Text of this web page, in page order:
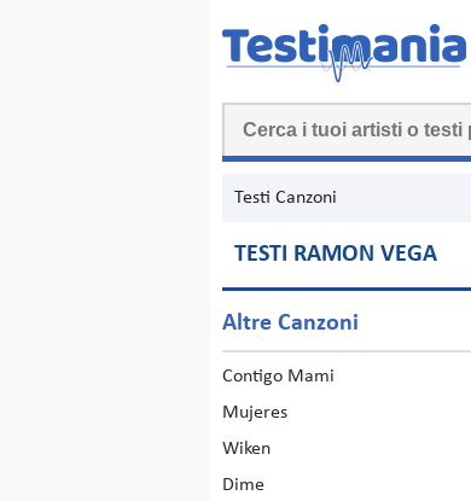
Testi Canzoni
TESTI RAMON VEGA
Altre Canzoni
Contigo Mami
Mujeres
Wiken
Dime